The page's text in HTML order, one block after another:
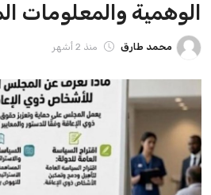
عرب وعالم
اقتصاد
اخبار الرياضة
منوعات
فن وثقافة
الوهمية والمعلومات
محمد طارق منذ 2 أشهر